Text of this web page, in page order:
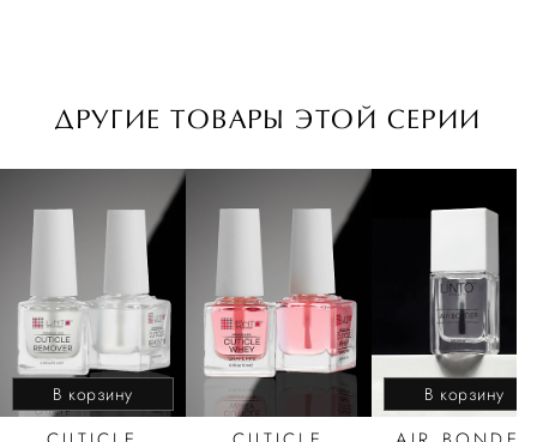
ДРУГИЕ ТОВАРЫ ЭТОЙ СЕРИИ
В корзину В корзину